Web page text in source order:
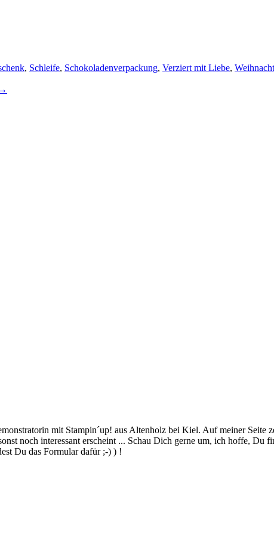
, Schleife, Schokoladenverpackung, Verziert mit Liebe,
→
mit Stampin´up! aus Altenholz bei Kiel. Auf meiner Seite
noch interessant erscheint ... Schau Dich gerne um, ich hoffe,
Du das Formular dafür ;-) ) !